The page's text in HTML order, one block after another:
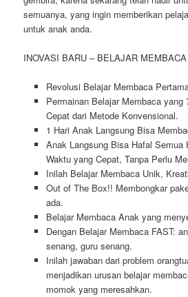
semuanya, yang ingin memberikan
untuk anak anda.
INOVASI BARU – BELAJAR
Revolusi Belajar Membaca
Permainan Belajar Membaca yang
Cepat dari Metode Konvensional.
1 Hari Anak Langsung Bisa
Anak Langsung Bisa Hafal Semua
Waktu yang Cepat, Tanpa Perlu
Inilah Belajar Membaca Unik,
Out of The Box!! Membongkar
ada.
Belajar Membaca Anak yang
Dengan Belajar Membaca FAST:
senang, guru senang.
Inilah jawaban dari problem
menjadikan urusan belajar
momok yang meresahkan.